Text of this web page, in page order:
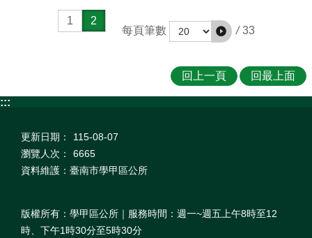
1
2
每頁筆數
/ 33
回上一頁 回最上面
:::
更新日期：
115-08-07
瀏覽人次：
6665
資料維護：臺南市學甲區公所
版權所有：學甲區公所｜服務時間：週一~週五上午8時至12
時、下午1時30分至5時30分